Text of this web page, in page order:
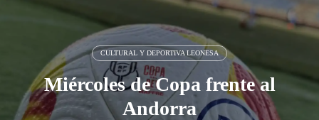
CULTURAL Y DEPORTIVA LEONESA
Miércoles de Copa frente al
Andorra